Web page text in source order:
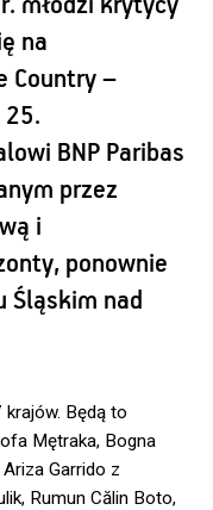
na
Country –
25.
BNP Paribas
przez
i
ponownie
Śląskim nad
Będą to
Mętraka, Bogna
Garrido z
Rumun Călin Boto,